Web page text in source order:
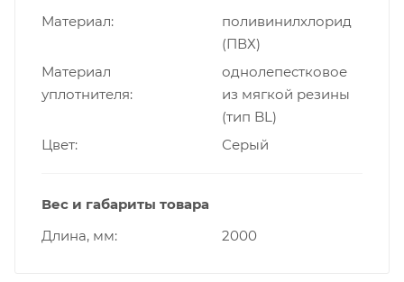
Материал
поливинилхлорид
(ПВХ)
Материал
уплотнителя
однолепестковое
из мягкой резины
(тип BL)
Цвет
Серый
Вес и габариты товара
Длина, мм
2000